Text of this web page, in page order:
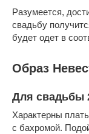
Разумеется,
свадьбу
будет одет в
Образ
Для свадьбы
Характерны
с бахромой.